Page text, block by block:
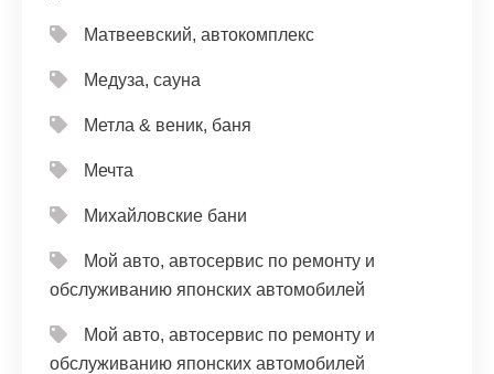
Матвеевский, автокомплекс
Медуза, сауна
Метла & веник, баня
Мечта
Михайловские бани
Мой авто, автосервис по ремонту и
обслуживанию японских автомобилей
Мой авто, автосервис по ремонту и
обслуживанию японских автомобилей